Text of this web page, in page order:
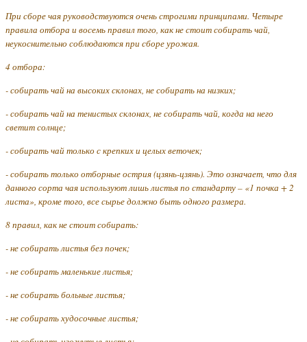
При сборе чая руководствуются очень строгими принципами. Четыре
правила отбора и восемь правил того, как не стоит собирать чай,
неукоснительно соблюдаются при сборе урожая.
4 отбора:
- собирать чай на высоких склонах, не собирать на низких;
- собирать чай на тенистых склонах, не собирать чай, когда на него
светит солнце;
- собирать чай только с крепких и целых веточек;
- собирать только отборные острия (цзянь-цзянь). Это означает, что для
данного сорта чая используют лишь листья по стандарту – «1 почка + 2
листа», кроме того, все сырье должно быть одного размера.
8 правил, как не стоит собирать:
- не собирать листья без почек;
- не собирать маленькие листья;
- не собирать больные листья;
- не собирать худосочные листья;